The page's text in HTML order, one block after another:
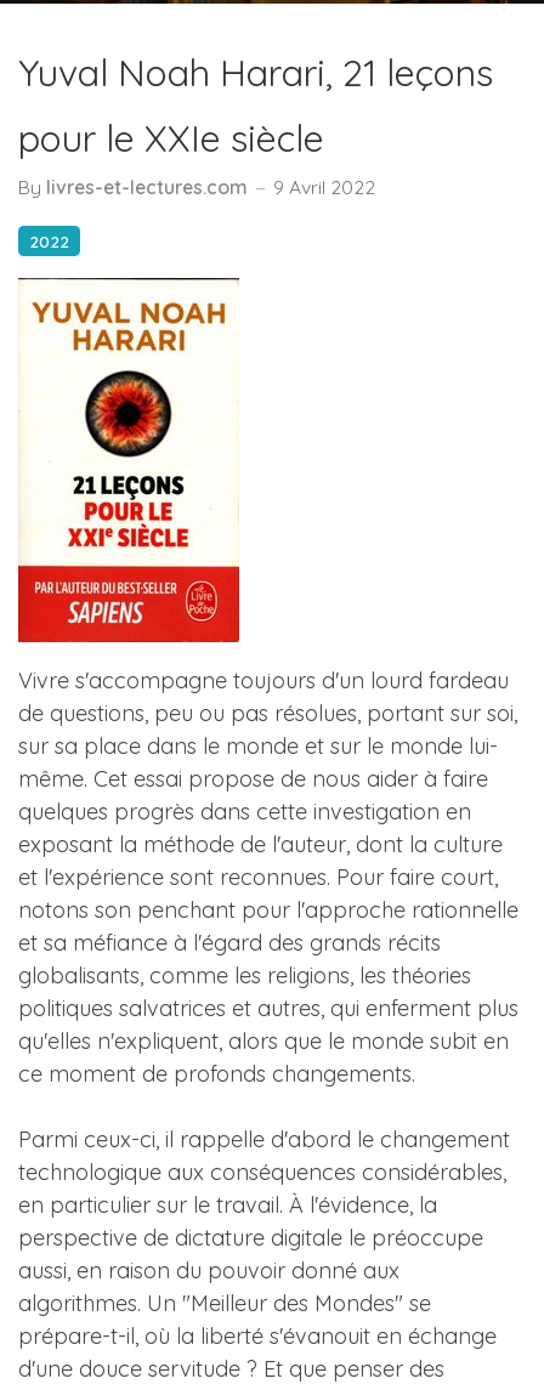
Yuval Noah Harari, 21 leçons
pour le XXIe siècle
By livres-et-lectures.com 9 Avril 2022
2022
Vivre s'accompagne toujours d'un lourd fardeau
de questions, peu ou pas résolues, portant sur soi,
sur sa place dans le monde et sur le monde lui-
même. Cet essai propose de nous aider à faire
quelques progrès dans cette investigation en
exposant la méthode de l'auteur, dont la culture
et l'expérience sont reconnues. Pour faire court,
notons son penchant pour l'approche rationnelle
et sa méfiance à l'égard des grands récits
globalisants, comme les religions, les théories
politiques salvatrices et autres, qui enferment plus
qu'elles n'expliquent, alors que le monde subit en
ce moment de profonds changements.
Parmi ceux-ci, il rappelle d'abord le changement
technologique aux conséquences considérables,
en particulier sur le travail. À l'évidence, la
perspective de dictature digitale le préoccupe
aussi, en raison du pouvoir donné aux
algorithmes. Un "Meilleur des Mondes" se
prépare-t-il, où la liberté s'évanouit en échange
d'une douce servitude ? Et que penser des